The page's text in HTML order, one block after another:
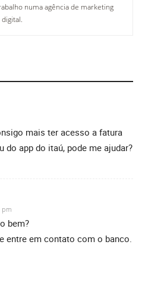
numa agência de marketing
digital.
mais ter acesso a fatura
do app do itaú, pode me ajudar?
pm
bem?
entre em contato com o banco.